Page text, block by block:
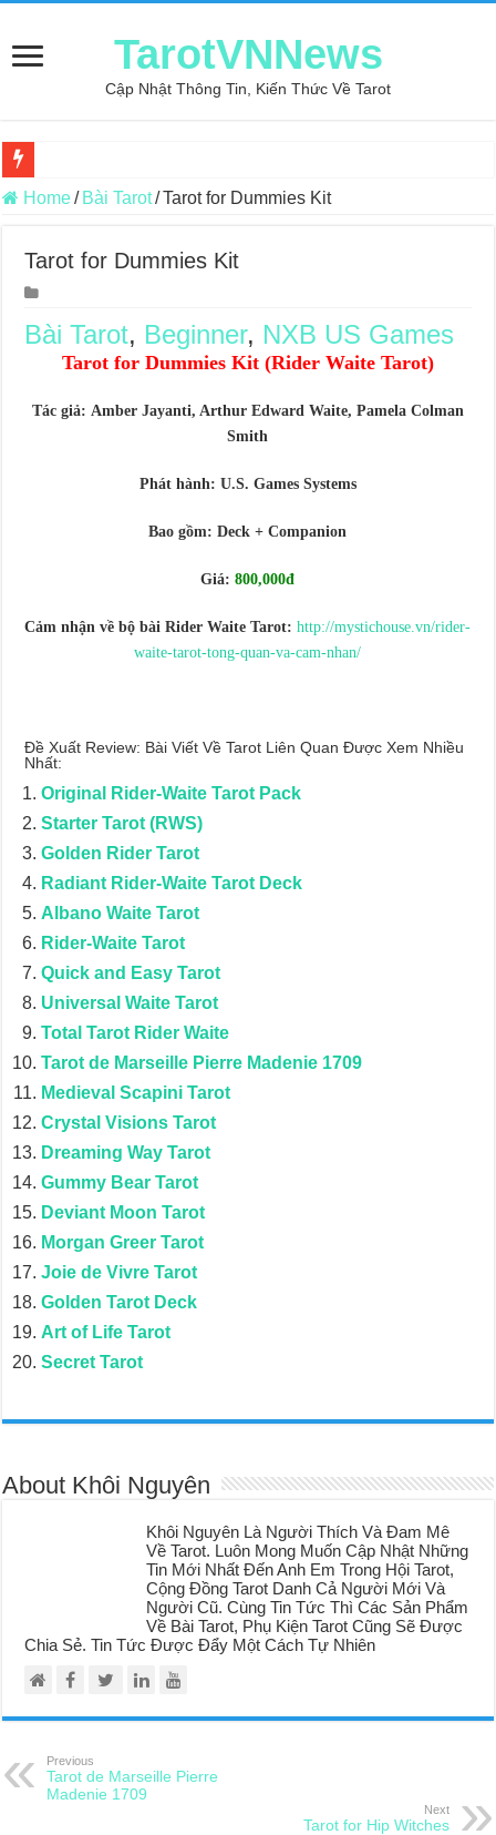
TarotVNNews
Cập Nhật Thông Tin, Kiến Thức Về Tarot
Review may áo thun tại xưởng may Dony
Konxari Cards – Trải Nghiệm Kết Nối Với Thế Giới Tâm Linh
Journey Of Love Oracle – Lá Số 70: Heaven
Journey Of Love Oracle – Lá Số 68: Drop Into Your Heart
Journey Of Love Oracle – Lá Số 66: Coming Together
Journey Of Love Oracle – Lá Số 65: The Breaking
Home/ Bài Tarot/Tarot for Dummies Kit
Tarot for Dummies Kit
Bài Tarot, Beginner, NXB US Games
Tarot for Dummies Kit (Rider Waite Tarot)
Tác giả: Amber Jayanti, Arthur Edward Waite, Pamela Colman
Smith
Phát hành: U.S. Games Systems
Bao gồm: Deck + Companion
Giá:800,000đ
Cảm nhận về bộ bài Rider Waite Tarot: http://mystichouse.vn/rider-
waite-tarot-tong-quan-va-cam-nhan/
Đề Xuất Review: Bài Viết Về Tarot Liên Quan Được Xem Nhiều
Nhất:
Original Rider-Waite Tarot Pack
Starter Tarot (RWS)
Golden Rider Tarot
Radiant Rider-Waite Tarot Deck
Albano Waite Tarot
Rider-Waite Tarot
Quick and Easy Tarot
Universal Waite Tarot
Total Tarot Rider Waite
Tarot de Marseille Pierre Madenie 1709
Medieval Scapini Tarot
Crystal Visions Tarot
Dreaming Way Tarot
Gummy Bear Tarot
Deviant Moon Tarot
Morgan Greer Tarot
Joie de Vivre Tarot
Golden Tarot Deck
Art of Life Tarot
Secret Tarot
About Khôi Nguyên
Khôi Nguyên Là Người Thích Và Đam Mê
Về Tarot. Luôn Mong Muốn Cập Nhật Những
Tin Mới Nhất Đến Anh Em Trong Hội Tarot,
Cộng Đồng Tarot Danh Cả Người Mới Và
Người Cũ. Cùng Tin Tức Thì Các Sản Phẩm
Về Bài Tarot, Phụ Kiện Tarot Cũng Sẽ Được
Chia Sẻ. Tin Tức Được Đẩy Một Cách Tự Nhiên
Previous
Tarot de Marseille Pierre
Madenie 1709
Next
Tarot for Hip Witches